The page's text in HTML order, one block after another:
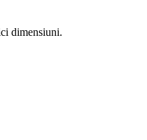
dimensiuni.